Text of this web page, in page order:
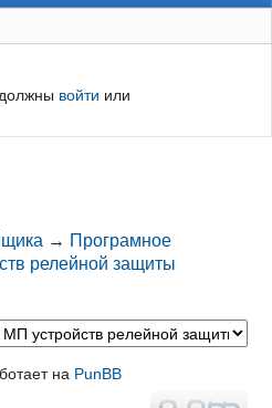
войти или
→ Програмное
релейной защиты
на PunBB